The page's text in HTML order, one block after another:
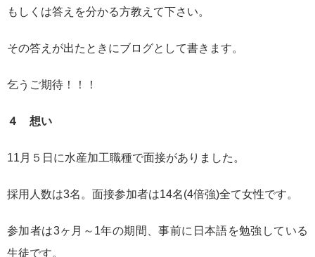
もしくは答えを分かる方教えて下さい。
その答えが出たときにブログとして書きます。
乞うご期待！！！
４ 想い
11月５日に水産加工職種で面接がありました。
採用人数は3名。面接参加者は14名(4倍強)全て女性です。
参加者は3ヶ月～1年の期間、事前に日本語を勉強している
生徒です。